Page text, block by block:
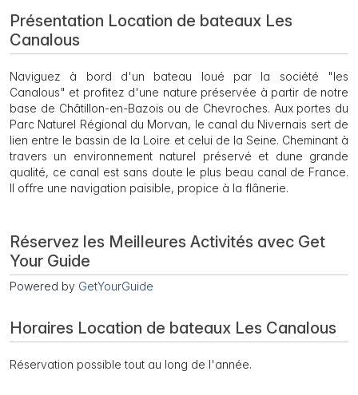
Présentation Location de bateaux Les
Canalous
Naviguez à bord d'un bateau loué par la société "les
Canalous" et profitez d'une nature préservée à partir de notre
base de Châtillon-en-Bazois ou de Chevroches. Aux portes du
Parc Naturel Régional du Morvan, le canal du Nivernais sert de
lien entre le bassin de la Loire et celui de la Seine. Cheminant à
travers un environnement naturel préservé et dune grande
qualité, ce canal est sans doute le plus beau canal de France.
Il offre une navigation paisible, propice à la flânerie.
Réservez les Meilleures Activités avec Get
Your Guide
Powered by GetYourGuide
Horaires Location de bateaux Les Canalous
Réservation possible tout au long de l'année.